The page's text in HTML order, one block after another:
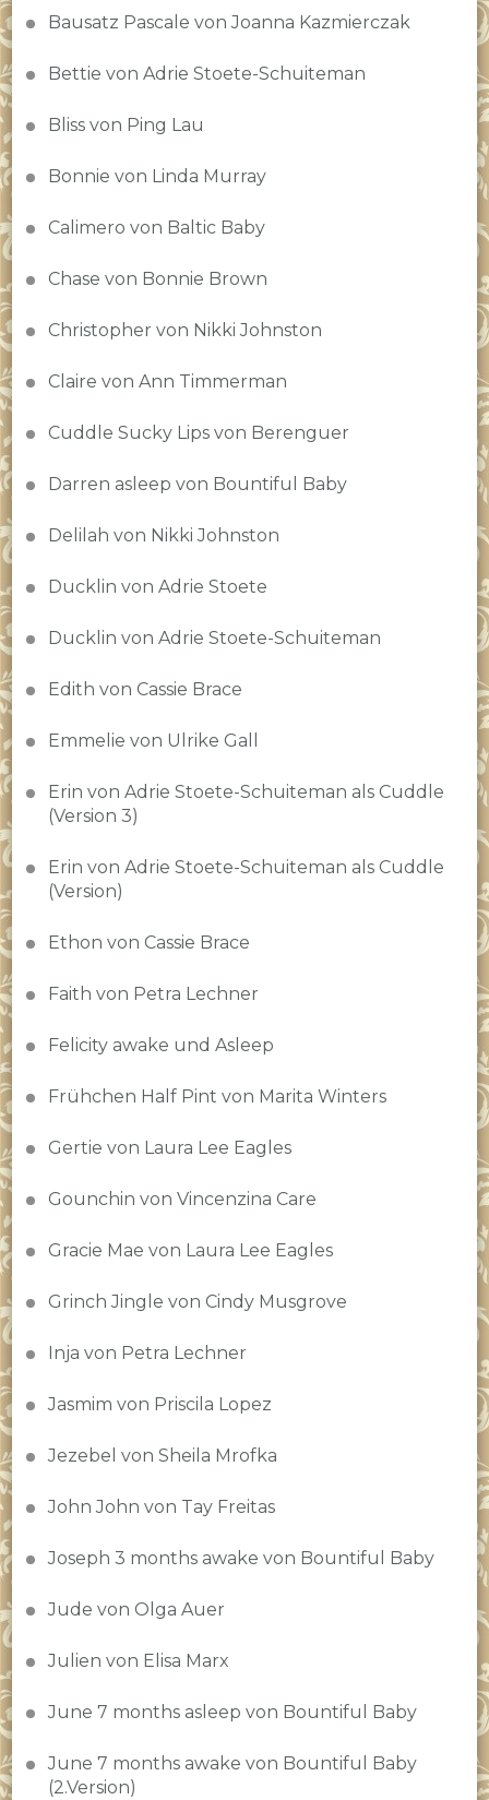
Bausatz Pascale von Joanna Kazmierczak
Bettie von Adrie Stoete-Schuiteman
Bliss von Ping Lau
Bonnie von Linda Murray
Calimero von Baltic Baby
Chase von Bonnie Brown
Christopher von Nikki Johnston
Claire von Ann Timmerman
Cuddle Sucky Lips von Berenguer
Darren asleep von Bountiful Baby
Delilah von Nikki Johnston
Ducklin von Adrie Stoete
Ducklin von Adrie Stoete-Schuiteman
Edith von Cassie Brace
Emmelie von Ulrike Gall
Erin von Adrie Stoete-Schuiteman als Cuddle
(Version 3)
Erin von Adrie Stoete-Schuiteman als Cuddle
(Version)
Ethon von Cassie Brace
Faith von Petra Lechner
Felicity awake und Asleep
Frühchen Half Pint von Marita Winters
Gertie von Laura Lee Eagles
Gounchin von Vincenzina Care
Gracie Mae von Laura Lee Eagles
Grinch Jingle von Cindy Musgrove
Inja von Petra Lechner
Jasmim von Priscila Lopez
Jezebel von Sheila Mrofka
John John von Tay Freitas
Joseph 3 months awake von Bountiful Baby
Jude von Olga Auer
Julien von Elisa Marx
June 7 months asleep von Bountiful Baby
June 7 months awake von Bountiful Baby
(2.Version)